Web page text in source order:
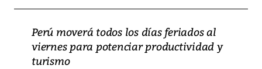
Perú moverá todos los días feriados al
viernes para potenciar productividad y
turismo